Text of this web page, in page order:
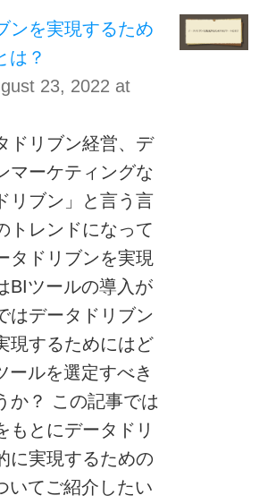
ンを実現するため
は？
23, 2022 at
ドリブン経営、デ
マーケティングな
リブン」と言う言
トレンドになって
タドリブンを実現
BIツールの導入が
はデータドリブン
現するためにはど
ールを選定すべき
か？ この記事では
もとにデータドリ
に実現するための
いてご紹介したい